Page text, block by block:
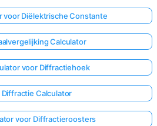
voor Diëlektrische Constante
Calculator
voor Diffractiehoek
Diffractie Calculator
voor Diffractieroosters